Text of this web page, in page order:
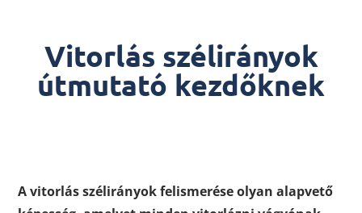
Vitorlás szélirányok
útmutató kezdőknek
A vitorlás szélirányok felismerése olyan alapvető